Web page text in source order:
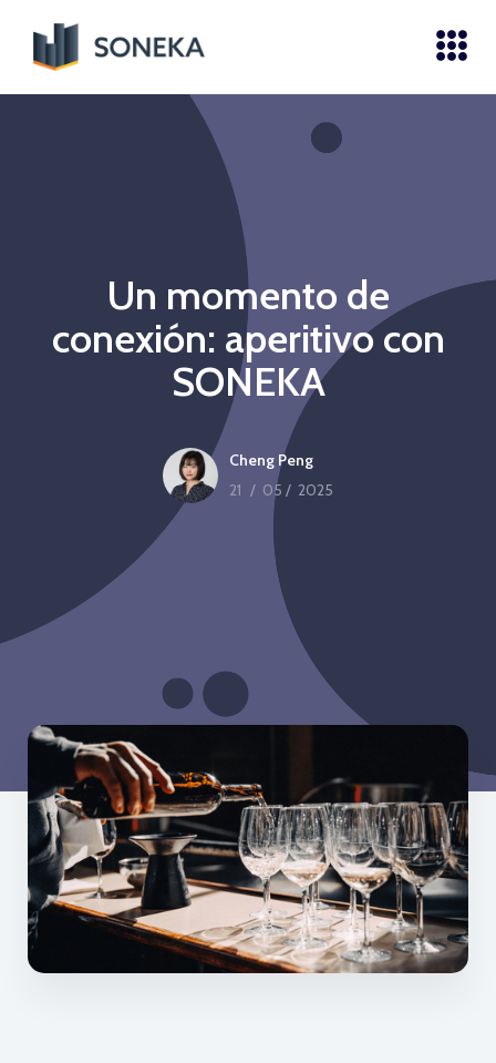
Un momento de
conexión: aperitivo con
SONEKA
Cheng Peng
21 / 05 / 2025